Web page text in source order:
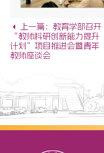
上一篇：教育学部召开
“教师科研创新能力提升
计划”项目推进会暨青年
教师座谈会